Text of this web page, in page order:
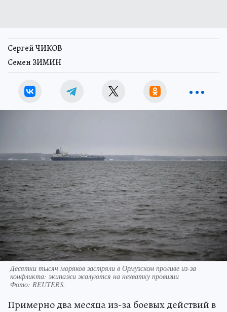
Сергей ЧИКОВ
Семен ЗИМИН
Десятки тысяч моряков застряли в Ормузском проливе из-за
конфликта: экипажи жалуются на нехватку провизии
Фото: REUTERS.
Примерно два месяца из-за боевых действий в